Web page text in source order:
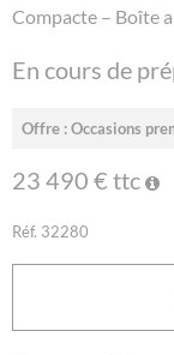
Compacte – Boîte
En cours de
Offre : Occasions
23 490 € ttc
Réf. 32280